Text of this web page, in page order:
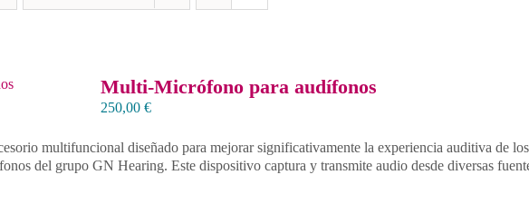
Multi-Micrófono para audífonos
250,00€
multifuncional diseñado para mejorar significativamente la experiencia auditiva de
del grupo GN Hearing. Este dispositivo captura y transmite audio desde diversas